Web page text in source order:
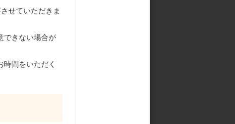
せていただきま
できない場合が
間をいただく